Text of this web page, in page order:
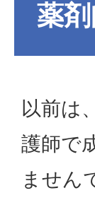
薬
以前は
護師で
ません